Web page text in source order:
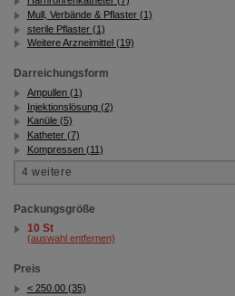
Mull, Verbände & Pflaster (1)
sterile Pflaster (1)
Weitere Arzneimittel (19)
Darreichungsform
Ampullen (1)
Injektionslösung (2)
Kanüle (5)
Katheter (7)
Kompressen (11)
Packungsgröße
10 St
(auswahl entfernen)
Preis
< 250.00 (35)